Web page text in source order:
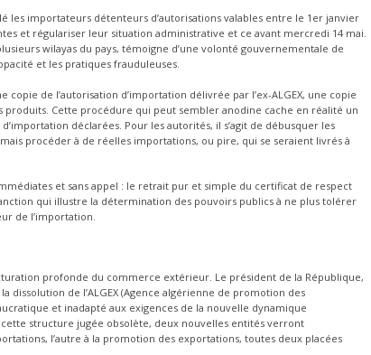
les importateurs détenteurs d’autorisations valables entre le 1er janvier
et régulariser leur situation administrative et ce avant mercredi 14 mai.
wilayas du pays, témoigne d’une volonté gouvernementale de
et les pratiques frauduleuses.
de l’autorisation d’importation délivrée par l’ex-ALGEX, une copie
produits. Cette procédure qui peut sembler anodine cache en réalité un
déclarées. Pour les autorités, il s’agit de débusquer les
procéder à de réelles importations, ou pire, qui se seraient livrés à
et sans appel : le retrait pur et simple du certificat de respect
qui illustre la détermination des pouvoirs publics à ne plus tolérer
de l’importation.
profonde du commerce extérieur. Le président de la République,
de l’ALGEX (Agence algérienne de promotion des
et inadapté aux exigences de la nouvelle dynamique
structure jugée obsolète, deux nouvelles entités verront
l’autre à la promotion des exportations, toutes deux placées